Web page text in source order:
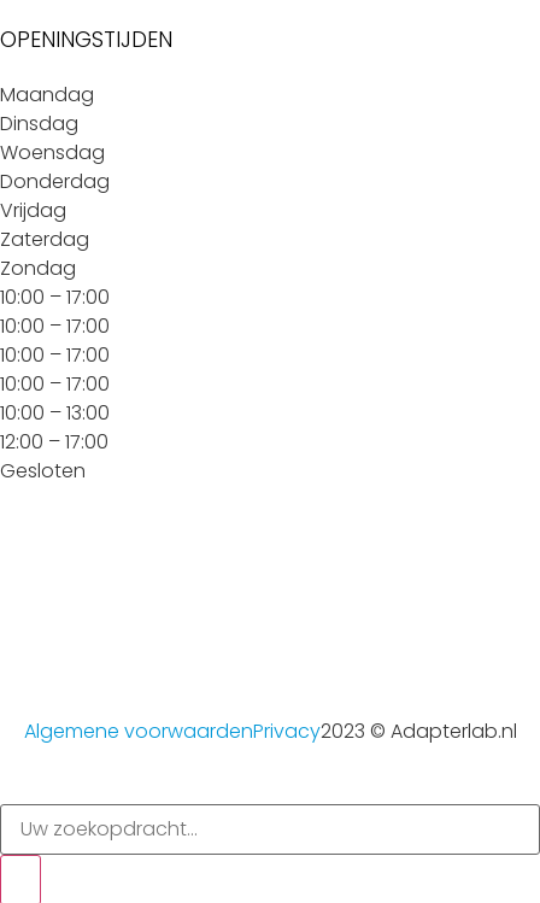
OPENINGSTIJDEN
Maandag
Dinsdag
Woensdag
Donderdag
Vrijdag
Zaterdag
Zondag
10:00 – 17:00
10:00 – 17:00
10:00 – 17:00
10:00 – 17:00
10:00 – 13:00
12:00 – 17:00
Gesloten
Algemene voorwaardenPrivacy2023 © Adapterlab.nl